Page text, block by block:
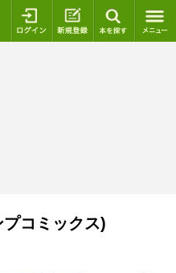
ログイン 新規登録
コミックス)